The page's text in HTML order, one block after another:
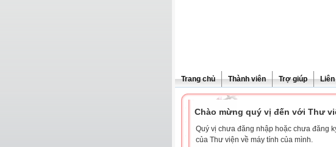
Trang chủ Thành viên Trợ giúp Liên
Chào mừng quý vị đến với Thư
Quý vị chưa đăng nhập hoặc chưa đăng
của Thư viện về máy tính của mình.